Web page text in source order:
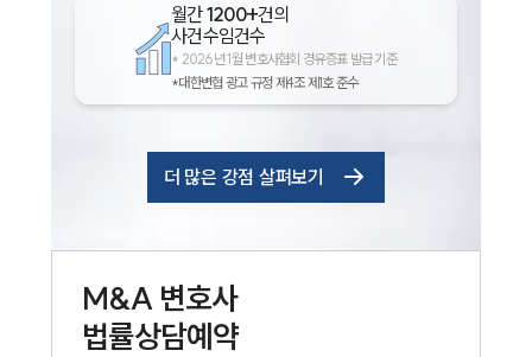
월간1200+건의
사건수임건수
* 2026년 1월 변호사협회 경유증표 발급 기준
*대한변협 광고 규정 제4조 제1호 준수
더 많은 강점 살펴보기
M&A변호사
법률상담예약